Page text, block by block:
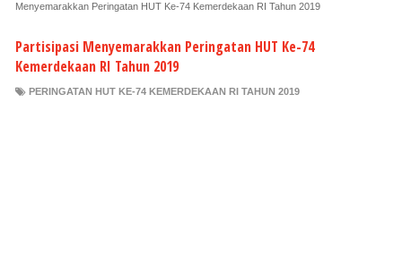
Menyemarakkan Peringatan HUT Ke-74 Kemerdekaan RI Tahun 2019
Partisipasi Menyemarakkan Peringatan HUT Ke-74
Kemerdekaan RI Tahun 2019
PERINGATAN HUT KE-74 KEMERDEKAAN RI TAHUN 2019